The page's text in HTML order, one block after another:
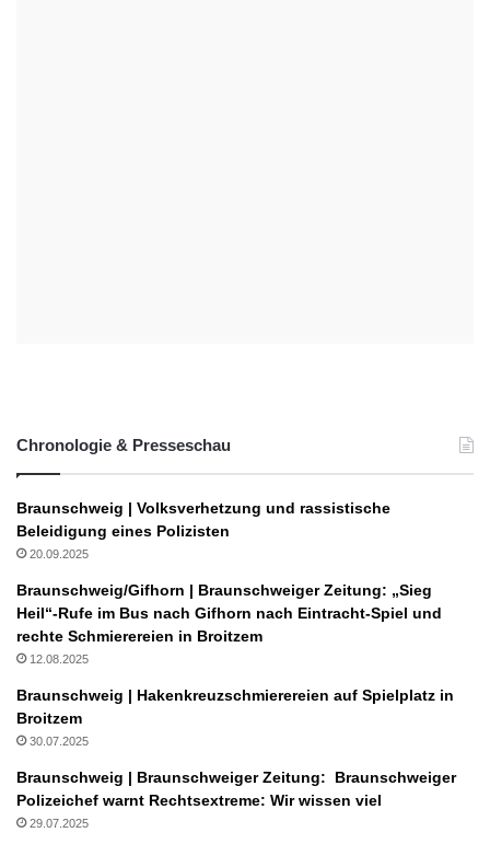
Chronologie & Presseschau
Braunschweig | Volksverhetzung und rassistische
Beleidigung eines Polizisten
20.09.2025
Braunschweig/Gifhorn | Braunschweiger Zeitung: „Sieg
Heil“-Rufe im Bus nach Gifhorn nach Eintracht-Spiel und
rechte Schmierereien in Broitzem
12.08.2025
Braunschweig | Hakenkreuzschmierereien auf Spielplatz in
Broitzem
30.07.2025
Braunschweig | Braunschweiger Zeitung: Braunschweiger
Polizeichef warnt Rechtsextreme: Wir wissen viel
29.07.2025